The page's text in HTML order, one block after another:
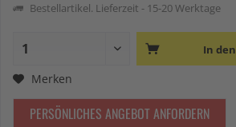
Bestellartikel. Lieferzeit - 15-20 Werktage
In den
Merken
PERSÖNLICHES ANGEBOT ANFORDERN